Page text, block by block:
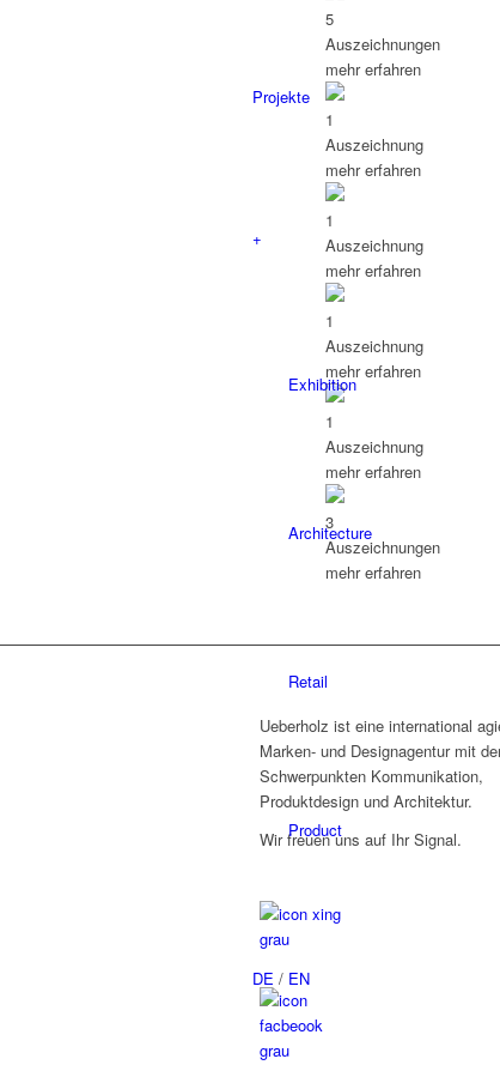
Projekte
+
Exhibition
Architecture
Retail
Product
DE / EN
5
Auszeichnungen
mehr erfahren
1
Auszeichnung
mehr erfahren
1
Auszeichnung
mehr erfahren
1
Auszeichnung
mehr erfahren
1
Auszeichnung
mehr erfahren
3
Auszeichnungen
mehr erfahren
Ueberholz ist eine international
Marken- und Designagentur mit
Schwerpunkten Kommunikation,
Produktdesign und Architektur.
Wir freuen uns auf Ihr Signal.